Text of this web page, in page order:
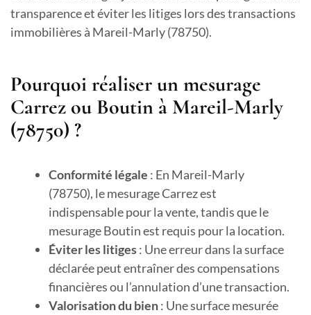
transparence et éviter les litiges lors des transactions
immobilières à Mareil-Marly (78750).
Pourquoi réaliser un mesurage
Carrez ou Boutin à Mareil-Marly
(78750) ?
Conformité légale : En Mareil-Marly
(78750), le mesurage Carrez est
indispensable pour la vente, tandis que le
mesurage Boutin est requis pour la location.
Éviter les litiges: Une erreur dans la surface
déclarée peut entraîner des compensations
financières ou l’annulation d’une transaction.
Valorisation du bien: Une surface mesurée